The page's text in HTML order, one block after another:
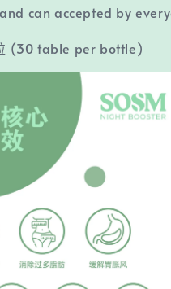
can accepted by
(30 table per bottle)